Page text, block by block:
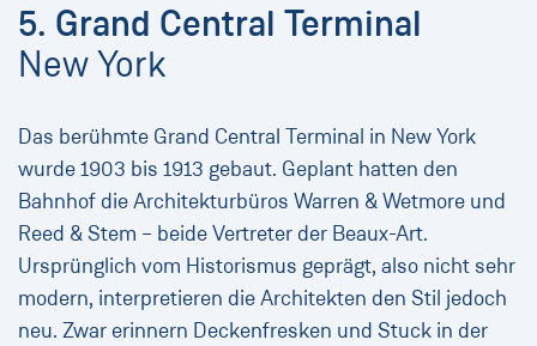
5. Grand Central Terminal
New York
Das berühmte Grand Central Terminal in New York
wurde 1903 bis 1913 gebaut. Geplant hatten den
Bahnhof die Architekturbüros Warren & Wetmore und
Reed & Stem – beide Vertreter der Beaux-Art.
Ursprünglich vom Historismus geprägt, also nicht sehr
modern, interpretieren die Architekten den Stil jedoch
neu. Zwar erinnern Deckenfresken und Stuck in der